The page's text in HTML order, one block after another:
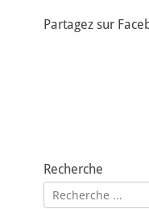
Partagez sur
Recherche
Rechercher :